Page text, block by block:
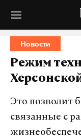
Новости
Режим
Это позволит
связанные с